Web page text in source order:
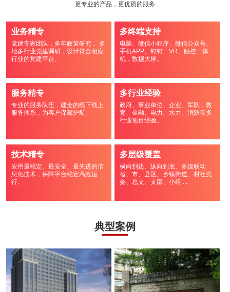
更专业的产品，更优质的服务
业务精专
党建专家团队，多年政策研究， 多
地多行业党建调研，设计符合相应
行业的党建平台。
多终端支持
电脑、微信小程序、微信公众号、
手机APP、钉钉、VR、触控一体
机，数据大屏。
服务精专
专业的服务队伍，建全的线下线上
服务体系，为客户保驾护航。
多行业经验
政府、事业单位、企业、军队，教
育、金融、电力、水力、消防等多
行业项目经验。
技术精专
应用最稳定、最安全、最先进的信
息化技术，保障平台稳定高效运
行。
多层级覆盖
横向到边、纵向到底、多级联动
省、市、县区、乡镇街道、村社党
委、总支、支部、小组 ...
典型案例